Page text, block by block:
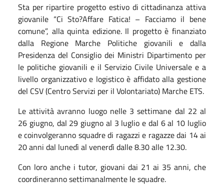
Sta per ripartire progetto estivo di cittadinanza attiva
giovanile “Ci Sto?Affare Fatica! – Facciamo il bene
comune”, alla quinta edizione. Il progetto è finanziato
dalla Regione Marche Politiche giovanili e dalla
Presidenza del Consiglio dei Ministri Dipartimento per
le politiche giovanili e il Servizio Civile Universale e a
livello organizzativo e logistico è affidato alla gestione
del CSV (Centro Servizi per il Volontariato) Marche ETS.
Le attività avranno luogo nelle 3 settimane dal 22 al
26 giugno, dal 29 giugno al 3 luglio e dal 6 al 10 luglio
e coinvolgeranno squadre di ragazzi e ragazze dai 14 ai
20 anni dal lunedì al venerdì dalle 8.30 alle 12.30.
Con loro anche i tutor, giovani dai 21 ai 35 anni, che
coordineranno settimanalmente le squadre.